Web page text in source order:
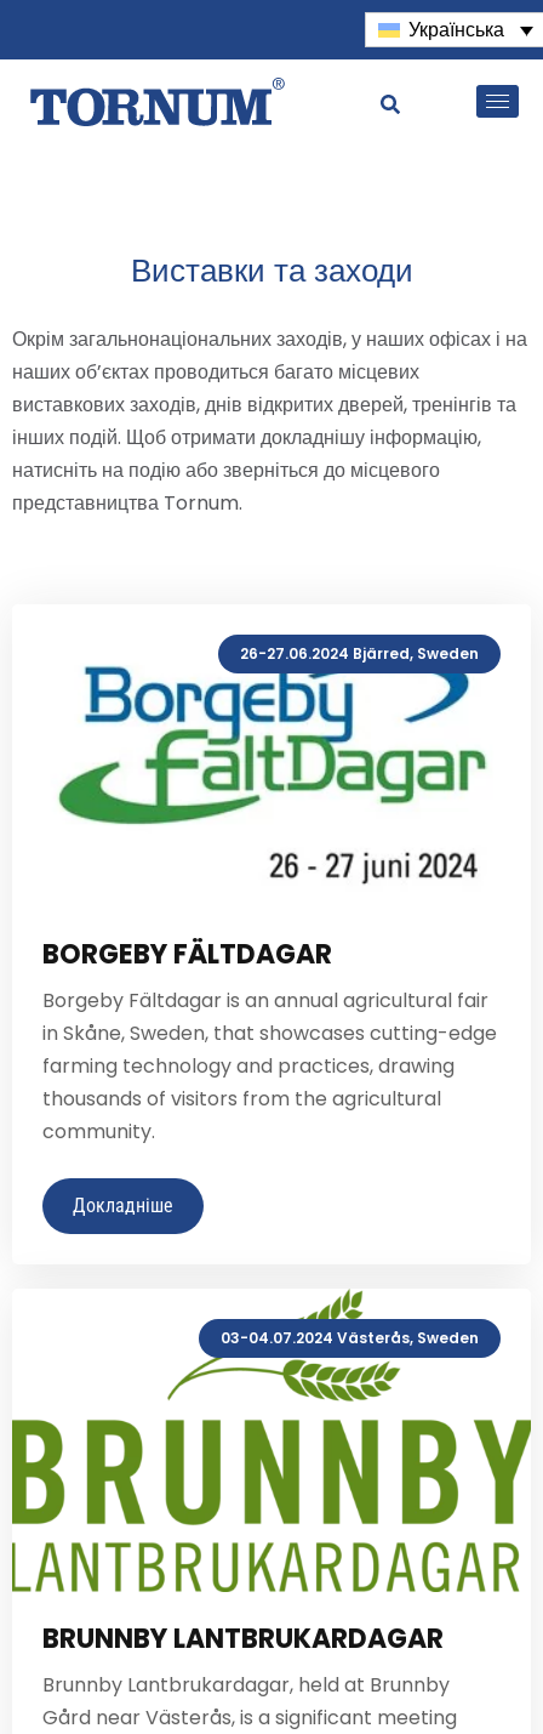
Українська
Виставки та заходи
Окрім загальнонаціональних заходів, у наших офісах і на
наших об’єктах проводиться багато місцевих
виставкових заходів, днів відкритих дверей, тренінгів та
інших подій. Щоб отримати докладнішу інформацію,
натисніть на подію або зверніться до місцевого
представництва Tornum.
26-27.06.2024 Bjärred, Sweden
BORGEBY FÄLTDAGAR
Borgeby Fältdagar is an annual agricultural fair
in Skåne, Sweden, that showcases cutting-edge
farming technology and practices, drawing
thousands of visitors from the agricultural
community.
Докладніше
03-04.07.2024 Västerås, Sweden
BRUNNBY LANTBRUKARDAGAR
Brunnby Lantbrukardagar, held at Brunnby
Gård near Västerås, is a significant meeting